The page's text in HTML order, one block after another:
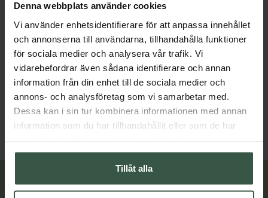
Denna webbplats använder cookies
Vi använder enhetsidentifierare för att anpassa innehållet
och annonserna till användarna, tillhandahålla funktioner
för sociala medier och analysera vår trafik. Vi
vidarebefordrar även sådana identifierare och annan
information från din enhet till de sociala medier och
annons- och analysföretag som vi samarbetar med.
Dessa kan i sin tur kombinera informationen med annan
information som du har tillhandahållit eller som de har
Tillåt alla
Marint Kollagen + Hyaluronsyra Ekonomipack 2x120k
Great Essentials
398 kr 498 kr
Testobalans Ekonomipack
Great Essentials
498 kr
Lär dig mer